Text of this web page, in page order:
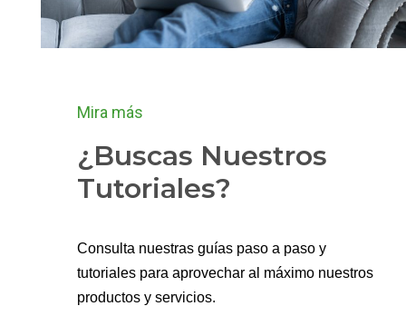
Mira más
¿Buscas Nuestros
Tutoriales?
Consulta nuestras guías paso a paso y
tutoriales para aprovechar al máximo nuestros
productos y servicios.